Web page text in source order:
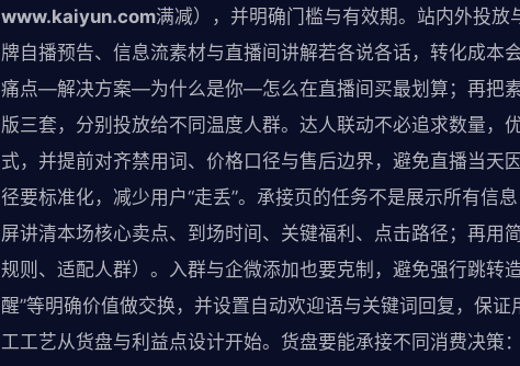
www.kaiyun.com满减），并明确门槛与有效期。站内外投放
牌自播预告、信息流素材与直播间讲解若各说各话，转化成本
痛点—解决方案—为什么是你—怎么在直播间买最划算；再把
版三套，分别投放给不同温度人群。达人联动不必追求数量，
式，并提前对齐禁用词、价格口径与售后边界，避免直播当天
径要标准化，减少用户“走丢”。承接页的任务不是展示所有信
屏讲清本场核心卖点、到场时间、关键福利、点击路径；再用
规则、适配人群）。入群与企微添加也要克制，避免强行跳转
醒”等明确价值做交换，并设置自动欢迎语与关键词回复，保
工工艺从货盘与利益点设计开始。货盘要能承接不同消费决策